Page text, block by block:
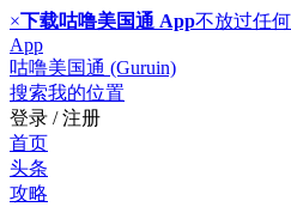
×下载咕噜美国通 App不放过任
App
咕噜美国通 (Guruin)
搜索我的位置
登录 / 注册
首页
头条
攻略